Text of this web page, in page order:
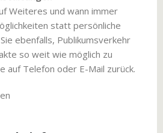
Weiteres und wann immer
statt persönliche
ebenfalls, Publikumsverkehr
so weit wie möglich zu
auf Telefon oder E-Mail zurück.